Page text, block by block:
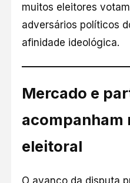
muitos eleitores
adversários políticos
afinidade ideológica.
Mercado e
acompanham
eleitoral